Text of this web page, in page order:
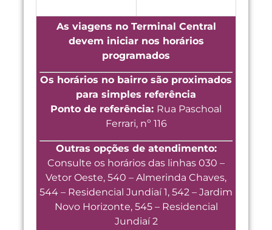
As viagens no Terminal Central
devem iniciar nos horários
programados
Os horários no bairro são proximados
para simples referência
Ponto de referência: Rua Paschoal
Ferrari, nº 116
Outras opções de atendimento:
Consulte os horários das linhas 030 –
Vetor Oeste, 540 – Almerinda Chaves,
544 – Residencial Jundiaí 1, 542 – Jardim
Novo Horizonte, 545 – Residencial
Jundiaí 2